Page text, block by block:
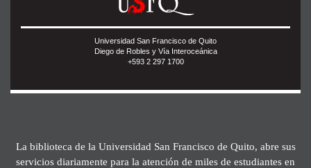
Universidad San Francisco de Quito
Diego de Robles y Vía Interoceánica
+593 2 297 1700
La biblioteca de la Universidad San Francisco de Quito, abre sus
servicios diariamente para la atención de miles de estudiantes en